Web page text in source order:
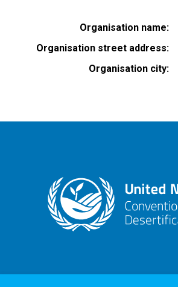
Organisation name
Organisation street address
Organisation city